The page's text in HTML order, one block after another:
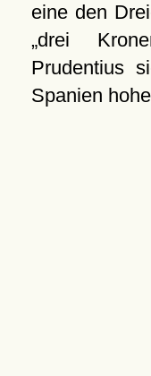
eine den
drei
Prudentius
Spanien